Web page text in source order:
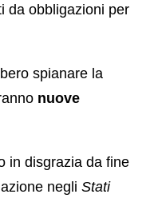
da obbligazioni per
spianare la
nuove
in disgrazia da fine
negli Stati